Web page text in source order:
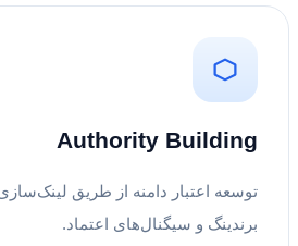
Authority Building
برندینگ و سیگنال‌های اعتماد.